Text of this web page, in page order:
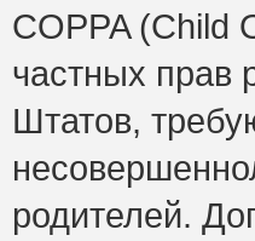
COPPA (Child
частных прав
Штатов,
родителей.